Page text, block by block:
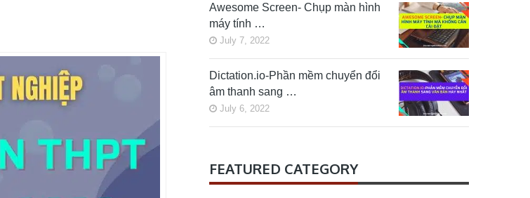
Awesome Screen- Chụp màn hình
máy tính …
July 7, 2022
Dictation.io-Phần mềm chuyển đổi
âm thanh sang …
July 6, 2022
FEATURED CATEGORY